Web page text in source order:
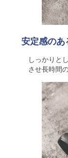
安定感のあ
しっかりと
させ長時間